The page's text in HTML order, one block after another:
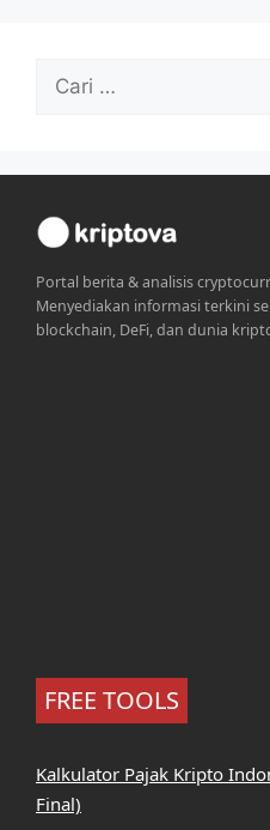
untuk:
Portal berita & analisis
Menyediakan informasi terkini
blockchain, DeFi, dan dunia
FREE TOOLS
Kalkulator Pajak Kripto
Final)